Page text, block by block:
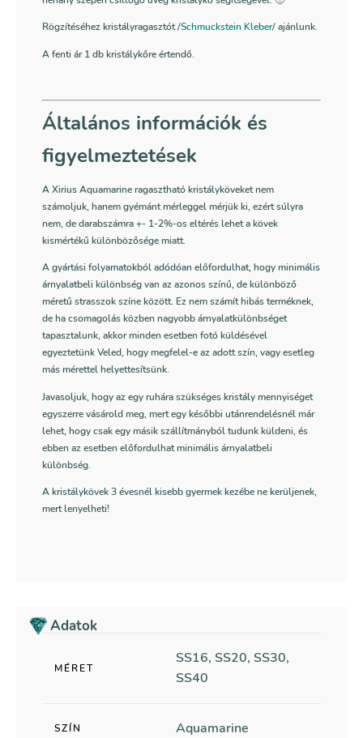
Rögzítéséhez kristályragasztót /Schmuckstein Kleber/ ajánlunk.
A fenti ár 1 db kristálykőre értendő.
Általános információk és
figyelmeztetések
A Xirius Aquamarine ragasztható kristályköveket nem
számoljuk, hanem gyémánt mérleggel mérjük ki, ezért súlyra
nem, de darabszámra +- 1-2%-os eltérés lehet a kövek
kismértékű különbözősége miatt.
A gyártási folyamatokból adódóan előfordulhat, hogy minimális
árnyalatbeli különbség van az azonos színű, de különböző
méretű strasszok színe között. Ez nem számít hibás terméknek,
de ha csomagolás közben nagyobb árnyalatkülönbséget
tapasztalunk, akkor minden esetben fotó küldésével
egyeztetünk Veled, hogy megfelel-e az adott szín, vagy esetleg
más mérettel helyettesítsünk.
Javasoljuk, hogy az egy ruhára szükséges kristály mennyiséget
egyszerre vásárold meg, mert egy későbbi utánrendelésnél már
lehet, hogy csak egy másik szállítmányból tudunk küldeni, és
ebben az esetben előfordulhat minimális árnyalatbeli
különbség.
A kristálykövek 3 évesnél kisebb gyermek kezébe ne kerüljenek,
mert lenyelheti!
Adatok
MÉRET
SS16, SS20, SS30,
SS40
SZÍN Aquamarine